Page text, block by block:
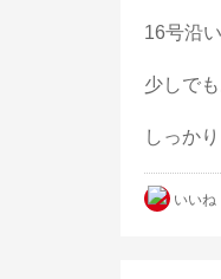
16号沿
少しで
しっか
いいね